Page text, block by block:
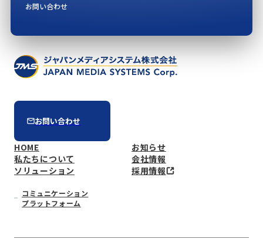
お問い合わせ
お問い合わせ
HOME
私たちについて
ソリューション
コミュニケーション
プラットフォーム
お知らせ
会社情報
採用情報